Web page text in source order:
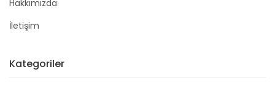
Hakkımızda
İletişim
Kategoriler